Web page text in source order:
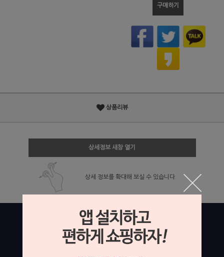
구매하기
상품리뷰
상세정보 새창 열기
상세 정보를 확대해 보실 수 있습니다.